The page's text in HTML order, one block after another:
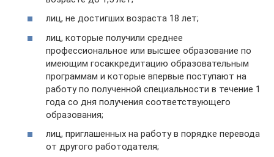
лиц, не достигших возраста 18 лет;
лиц, которые получили среднее
профессиональное или высшее образование по
имеющим госаккредитацию образовательным
программам и которые впервые поступают на
работу по полученной специальности в течение 1
года со дня получения соответствующего
образования;
лиц, приглашенных на работу в порядке перевода
от другого работодателя;